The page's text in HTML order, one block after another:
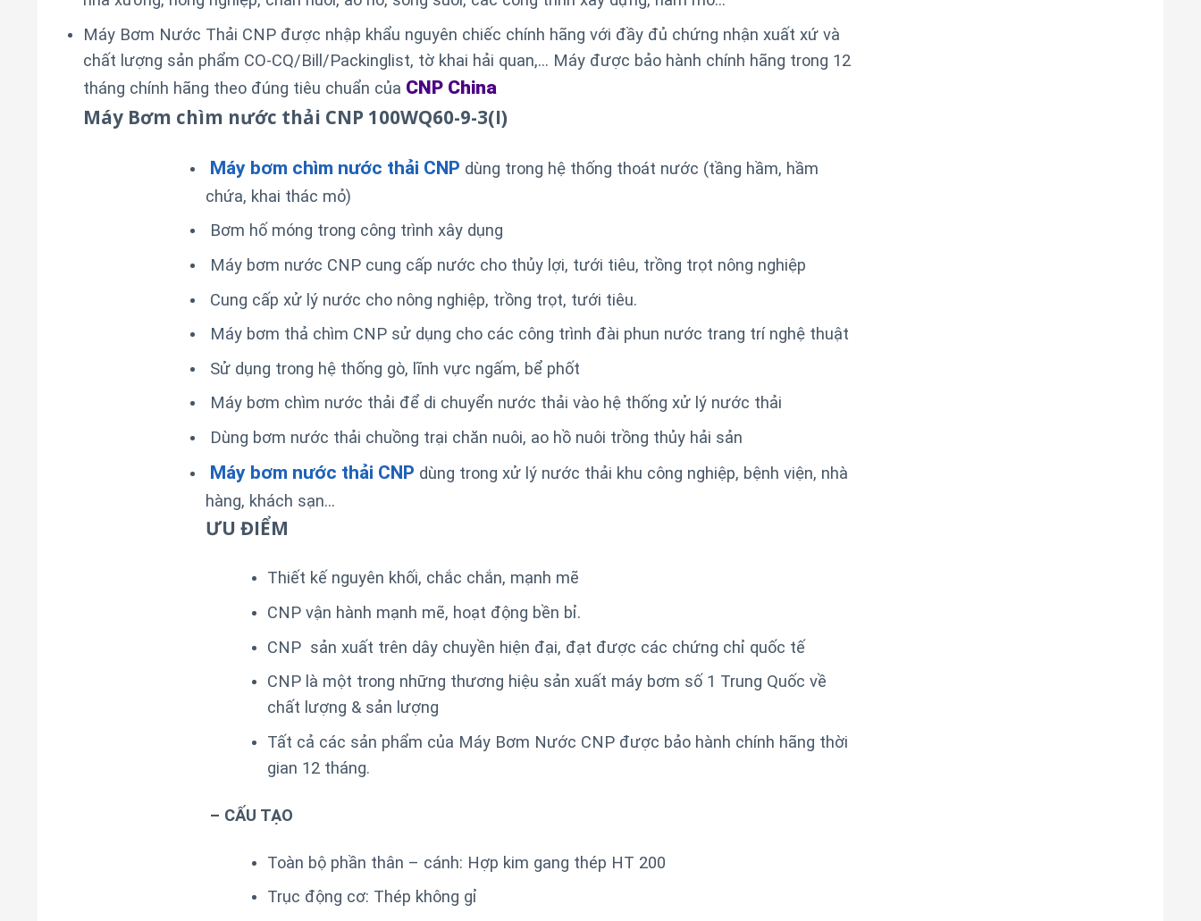
Máy Bơm Nước Thải CNP được nhập khẩu nguyên chiếc chính hãng với đầy đủ chứng nhận xuất xứ và
chất lượng sản phẩm CO-CQ/Bill/Packinglist, tờ khai hải quan,… Máy được bảo hành chính hãng trong 12
tháng chính hãng theo đúng tiêu chuẩn của CNP China
Máy Bơm chìm nước thải CNP 100WQ60-9-3(I)
Máy bơm chìm nước thải CNP dùng trong hệ thống thoát nước (tầng hầm, hầm
chứa, khai thác mỏ)
Bơm hố móng trong công trình xây dụng
Máy bơm nước CNP cung cấp nước cho thủy lợi, tưới tiêu, trồng trọt nông nghiệp
Cung cấp xử lý nước cho nông nghiệp, trồng trọt, tưới tiêu.
Máy bơm thả chìm CNP sử dụng cho các công trình đài phun nước trang trí nghệ thuật
Sử dụng trong hệ thống gò, lĩnh vực ngấm, bể phốt
Máy bơm chìm nước thải để di chuyển nước thải vào hệ thống xử lý nước thải
Dùng bơm nước thải chuồng trại chăn nuôi, ao hồ nuôi trồng thủy hải sản
Máy bơm nước thải CNP dùng trong xử lý nước thải khu công nghiệp, bệnh viện, nhà
hàng, khách sạn…
ƯU ĐIỂM
Thiết kế nguyên khối, chắc chắn, mạnh mẽ
CNP vận hành mạnh mẽ, hoạt động bền bỉ.
CNP sản xuất trên dây chuyền hiện đại, đạt được các chứng chỉ quốc tế
CNP là một trong những thương hiệu sản xuất máy bơm số 1 Trung Quốc về
chất lượng & sản lượng
Tất cả các sản phẩm của Máy Bơm Nước CNP được bảo hành chính hãng thời
gian 12 tháng.
– CẤU TẠO
Toàn bộ phần thân – cánh: Hợp kim gang thép HT 200
Trục động cơ: Thép không gỉ